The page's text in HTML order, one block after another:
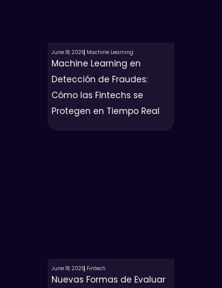
June 18, 2025 Machine Learning
Machine Learning en
Detección de Fraudes:
Cómo las Fintechs se
Protegen en Tiempo Real
June 18, 2025 Fintech
Nuevas Formas de Evaluar